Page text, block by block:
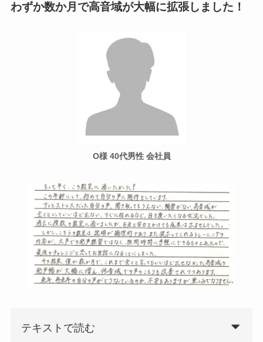
わずか数か月で高音域が大幅に拡張しました！
O様 40代男性 会社員
テキストで読む